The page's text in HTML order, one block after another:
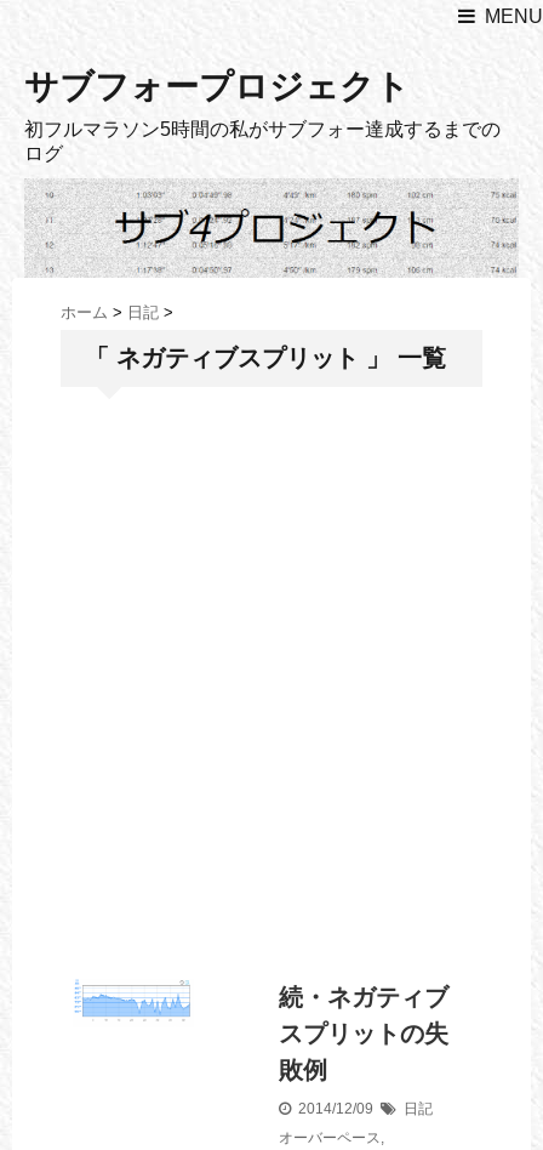
MENU
サブフォープロジェクト
初フルマラソン5時間の私がサブフォー達成するまでの
ログ
ホーム > 日記 >
「 ネガティブスプリット 」 一覧
続・ネガティブ
スプリットの失
敗例
2014/12/09
日記
オーバーペース,